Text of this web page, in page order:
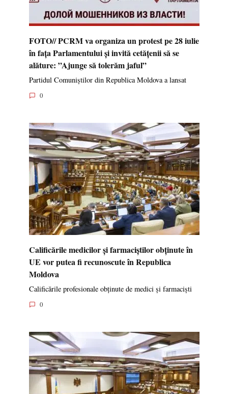
FOTO// PCRM va organiza un protest pe 28 iulie
în fața Parlamentului și invită cetățenii să se
alăture: ”Ajunge să tolerăm jaful”
Partidul Comuniștilor din Republica Moldova a lansat
0
Calificările medicilor și farmaciștilor obținute în
UE vor putea fi recunoscute în Republica
Moldova
Calificările profesionale obținute de medici și farmaciști
0